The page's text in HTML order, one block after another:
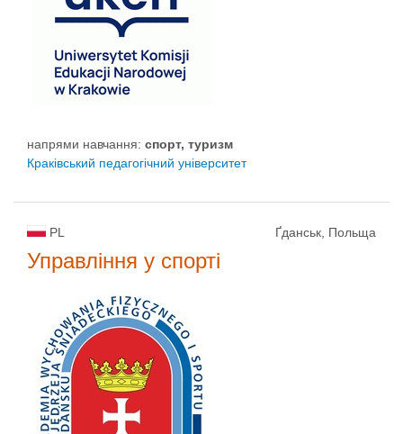
напрями навчання: спорт, туризм
Краківський педагогічний університет
PL Ґданськ, Польща
Управління у спорті